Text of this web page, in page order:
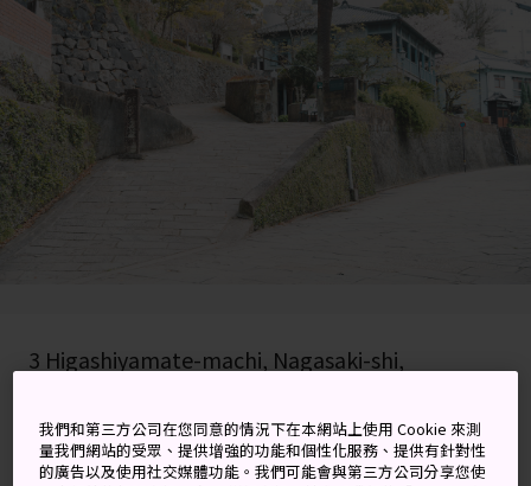
3 Higashiyamate-machi, Nagasaki-shi,
在 Google 地圖上檢視
我們和第三方公司在您同意的情況下在本網站上使用 Cookie 來測
量我們網站的受眾、提供增強的功能和個性化服務、提供有針對性
的廣告以及使用社交媒體功能。我們可能會與第三方公司分享您使